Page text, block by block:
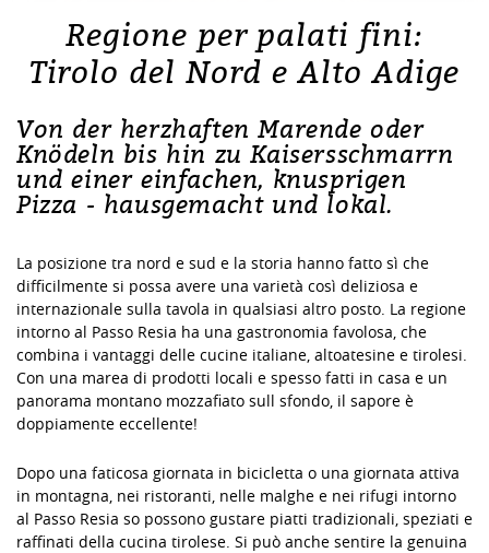
Regione per palati fini:
Tirolo del Nord e Alto Adige
Von der herzhaften Marende oder
Knödeln bis hin zu Kaisersschmarrn
und einer einfachen, knusprigen
Pizza - hausgemacht und lokal.
La posizione tra nord e sud e la storia hanno fatto sì che
difficilmente si possa avere una varietà così deliziosa e
internazionale sulla tavola in qualsiasi altro posto. La regione
intorno al Passo Resia ha una gastronomia favolosa, che
combina i vantaggi delle cucine italiane, altoatesine e tirolesi.
Con una marea di prodotti locali e spesso fatti in casa e un
panorama montano mozzafiato sull sfondo, il sapore è
doppiamente eccellente!
Dopo una faticosa giornata in bicicletta o una giornata attiva
in montagna, nei ristoranti, nelle malghe e nei rifugi intorno
al Passo Resia so possono gustare piatti tradizionali, speziati e
raffinati della cucina tirolese. Si può anche sentire la genuina